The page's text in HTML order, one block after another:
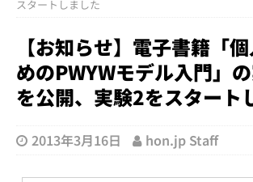
スタートしました
【お知らせ】電子書籍「
めのPWYWモデル入門」
を公開、実験2をスタート
2013年3月16日 hon.jp Staff